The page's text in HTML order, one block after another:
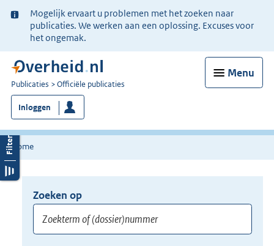
Ter
informatie:
Mogelijk ervaart u problemen met het zoeken naar
publicaties. We werken aan een oplossing. Excuses voor
het ongemak.
Menu
U
bent
nu
hier:
Publicaties Officiële publicaties
Inloggen
Home
Opnieuw
zoeken:
Zoeken op